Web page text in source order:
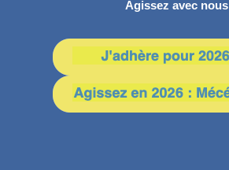
Agissez avec nous